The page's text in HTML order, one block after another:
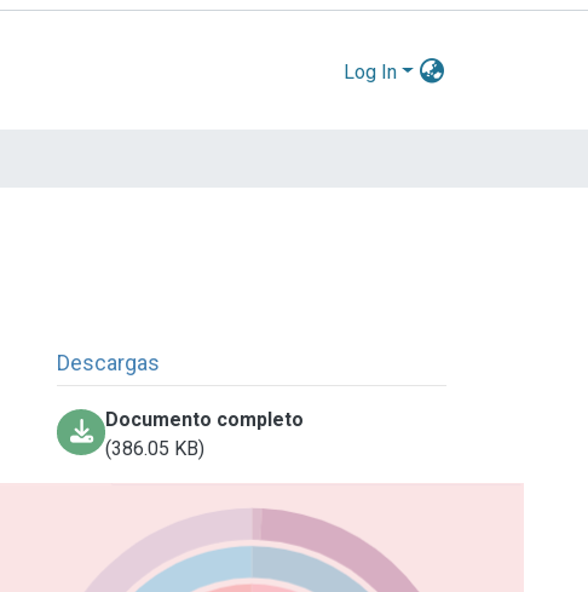
Log In
Descargas
Documento completo
(386.05 KB)